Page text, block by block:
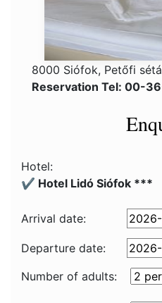
8000 Siófok, Petőfi
Reservation Tel: 00-
Hotel:
✔️ Hotel Lidó Siófok ***
Arrival date:
Departure date:
Number of adults: